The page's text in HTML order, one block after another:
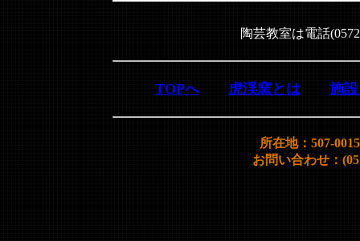
陶芸教室は電話
TOPへ 虎渓窯とは 施
所在地：507-
お問い合わせ：